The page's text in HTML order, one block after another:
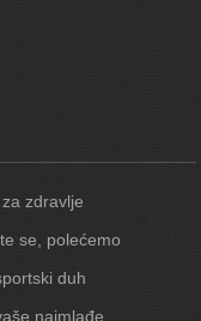
zdravlje
se, polećemo
duh
najmlađe